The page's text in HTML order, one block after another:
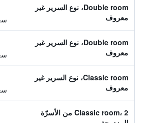
Double room، نوع السرير غير
معروف
Double room، نوع السرير غير
معروف
Classic room، نوع السرير غير
معروف
Classic room، 2 من الأسرّة